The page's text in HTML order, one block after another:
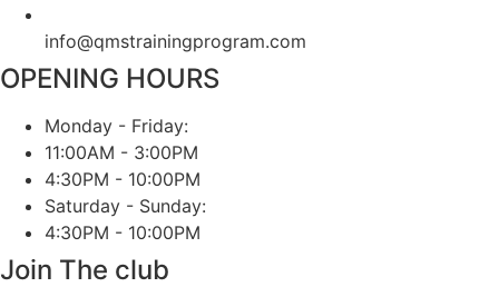
info@qmstrainingprogram.com
OPENING HOURS
Monday - Friday:
11:00AM - 3:00PM
4:30PM - 10:00PM
Saturday - Sunday:
4:30PM - 10:00PM
Join The club